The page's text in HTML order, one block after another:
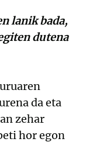
lanik bada,
dutena
da eta
zehar
hor egon